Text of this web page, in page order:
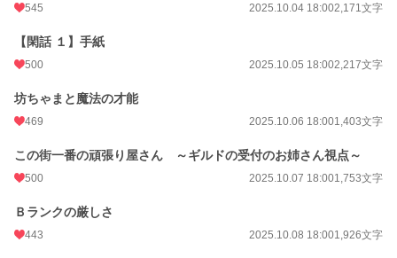
月間ポイント 3,373 pt (11,260 位)
545 2025.10.04 18:002,171文字
【閑話 １】手紙
500 2025.10.05 18:002,217文字
坊ちゃまと魔法の才能
469 2025.10.06 18:001,403文字
この街一番の頑張り屋さん ～ギルドの受付のお姉さん視点～
500 2025.10.07 18:001,753文字
Ｂランクの厳しさ
443 2025.10.08 18:001,926文字